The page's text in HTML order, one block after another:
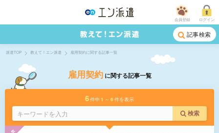
会員登録 ログイン
記事検索
派遣TOP 教えて！エン派遣 雇用契約に関する記事一覧
雇用契約 に関する記事一覧
6件中 1 ～ 6 件を表示
検索